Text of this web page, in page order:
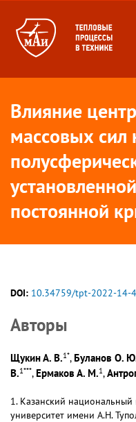
Влияние
массовых сил
постоянной
DOI: 10.34759/tpt-2022-14-
Авторы
Щукин А. В.1*,Буланов О.
В.1***,Ермаков А. М.1,
1. Казанский национальный
университет имени А.Н.